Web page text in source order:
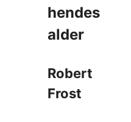
hendes
alder
Robert
Frost